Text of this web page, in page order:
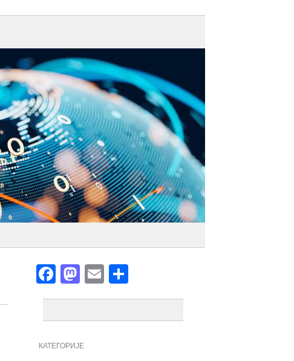
Facebook
Mastodon
Email
КАТЕГОРИЈЕ